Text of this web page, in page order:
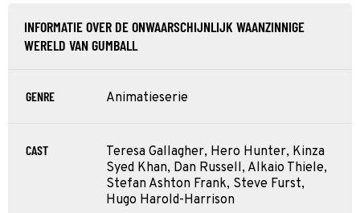
INFORMATIE OVER DE ONWAARSCHIJNLIJK WAANZINNIGE
WERELD VAN GUMBALL
GENRE Animatieserie
CAST
Teresa Gallagher, Hero Hunter, Kinza
Syed Khan, Dan Russell, Alkaio Thiele,
Stefan Ashton Frank, Steve Furst,
Hugo Harold-Harrison